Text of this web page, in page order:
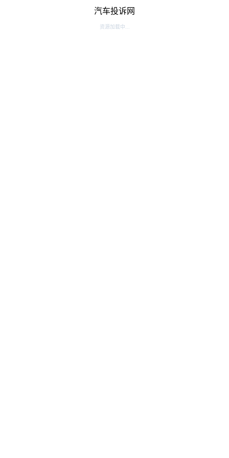
汽车投诉网
资源加载中...